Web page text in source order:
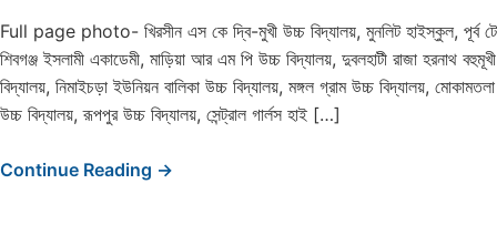
Full page photo- খিরসীন এস কে দ্বি-মুখী উচ্চ বিদ্যালয়, মুনলিট হাইস্কুল, পূর্ব
শিবগঞ্জ ইসলামী একাডেমী, মাড়িয়া আর এম পি উচ্চ বিদ্যালয়, দুবলহাটী রাজা হরনাথ
বিদ্যালয়, নিমাইচড়া ইউনিয়ন বালিকা উচ্চ বিদ্যালয়, মঙ্গল গ্রাম উচ্চ বিদ্যালয়,
উচ্চ বিদ্যালয়, রূপপুর উচ্চ বিদ্যালয়, সেন্ট্রাল গার্লস হাই […]
Continue Reading →